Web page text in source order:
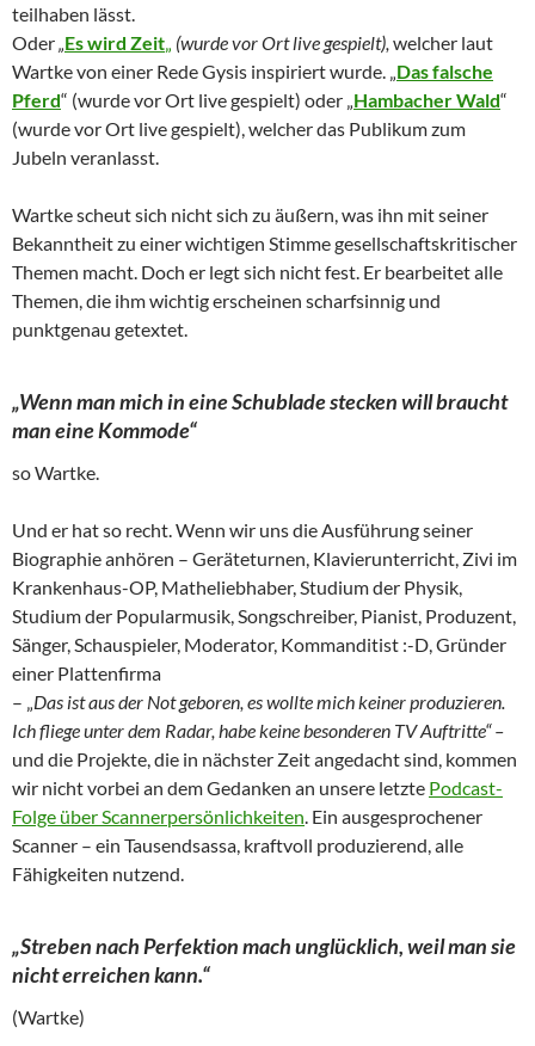
teilhaben lässt.
Oder Es wird Zeit (wurde vor Ort live gespielt), welcher laut
Wartke von einer Rede Gysis inspiriert wurde. „ Das falsche
Pferd“ (wurde vor Ort live gespielt) oder „ Hambacher Wald“
(wurde vor Ort live gespielt), welcher das Publikum zum
Jubeln veranlasst.
Wartke scheut sich nicht sich zu äußern, was ihn mit seiner
Bekanntheit zu einer wichtigen Stimme gesellschaftskritischer
Themen macht. Doch er legt sich nicht fest. Er bearbeitet alle
Themen, die ihm wichtig erscheinen scharfsinnig und
punktgenau getextet.
„Wenn man mich in eine Schublade stecken will braucht
man eine Kommode“
so Wartke.
Und er hat so recht. Wenn wir uns die Ausführung seiner
Biographie anhören – Geräteturnen, Klavierunterricht, Zivi im
Krankenhaus-OP, Matheliebhaber, Studium der Physik,
Studium der Popularmusik, Songschreiber, Pianist, Produzent,
Sänger, Schauspieler, Moderator, Kommanditist :-D, Gründer
einer Plattenfirma
– „ Das ist aus der Not geboren, es wollte mich keiner produzieren.
Ich fliege unter dem Radar, habe keine besonderen TV Auftritte“ –
und die Projekte, die in nächster Zeit angedacht sind, kommen
wir nicht vorbei an dem Gedanken an unsere letzte Podcast-
Folge über Scannerpersönlichkeiten . Ein ausgesprochener
Scanner – ein Tausendsassa, kraftvoll produzierend, alle
Fähigkeiten nutzend.
„Streben nach Perfektion mach unglücklich, weil man sie
nicht erreichen kann.“
(Wartke)